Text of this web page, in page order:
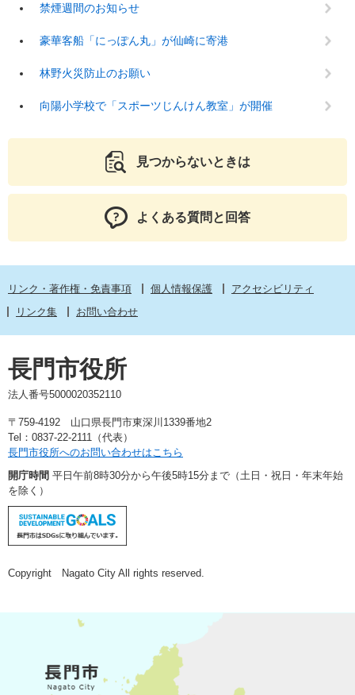
禁煙週間のお知らせ
豪華客船「にっぽん丸」が仙崎に寄港
林野火災防止のお願い
向陽小学校で「スポーツじんけん教室」が開催
見つからないときは
よくある質問と回答
リンク・著作権・免責事項 個人情報保護
アクセシビリティ
リンク集
お問い合わせ
長門市役所
法人番号5000020352110
〒759-4192 山口県長門市東深川1339番地2
Tel：0837-22-2111（代表）
長門市役所へのお問い合わせはこちら
開庁時間 平日午前8時30分から午後5時15分まで（土日・祝日・年末年始
を除く）
Copyright Nagato City All rights reserved.